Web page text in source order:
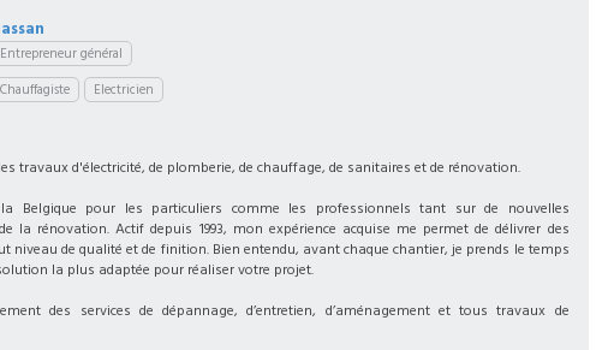
Entrepreneur général
Chauffagiste
Electricien
travaux d'électricité, de plomberie, de chauffage, de sanitaires et de rénovation.
la Belgique pour les particuliers comme les professionnels tant sur de nouvelles
la rénovation. Actif depuis 1993, mon expérience acquise me permet de délivrer des
niveau de qualité et de finition. Bien entendu, avant chaque chantier, je prends le temps
la plus adaptée pour réaliser votre projet.
des services de dépannage, d’entretien, d’aménagement et tous travaux de